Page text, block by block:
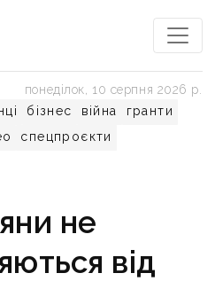
бізнес війна
гранти
спецпроєкти
понеділок, 10 серпня 2026 р.
не
від